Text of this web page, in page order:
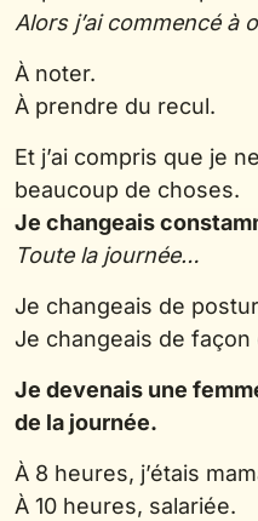
Alors j’ai commencé à
À noter.
À prendre du recul.
Et j’ai compris que je
beaucoup de choses.
Je changeais
Toute la journée…
Je changeais de
Je changeais de façon
Je devenais une
de la journée.
À 8 heures, j’étais
À 10 heures, salariée.